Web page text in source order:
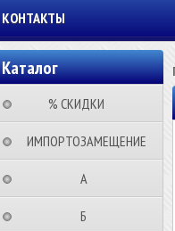
КОНТАКТЫ
Каталог
⠀⠀⠀% СКИДКИ⠀⠀⠀⠀
⠀ИМПОРТОЗАМЕЩЕНИЕ
⠀⠀⠀⠀⠀⠀А⠀⠀⠀⠀⠀⠀⠀
⠀⠀⠀⠀⠀⠀Б⠀⠀⠀⠀⠀⠀⠀